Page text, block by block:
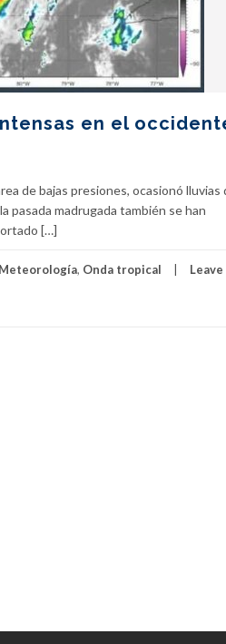
en el
de bajas presiones, ocasionó lluvias
pasada madrugada también se han
[…]
Meteorología, Onda tropical Leave